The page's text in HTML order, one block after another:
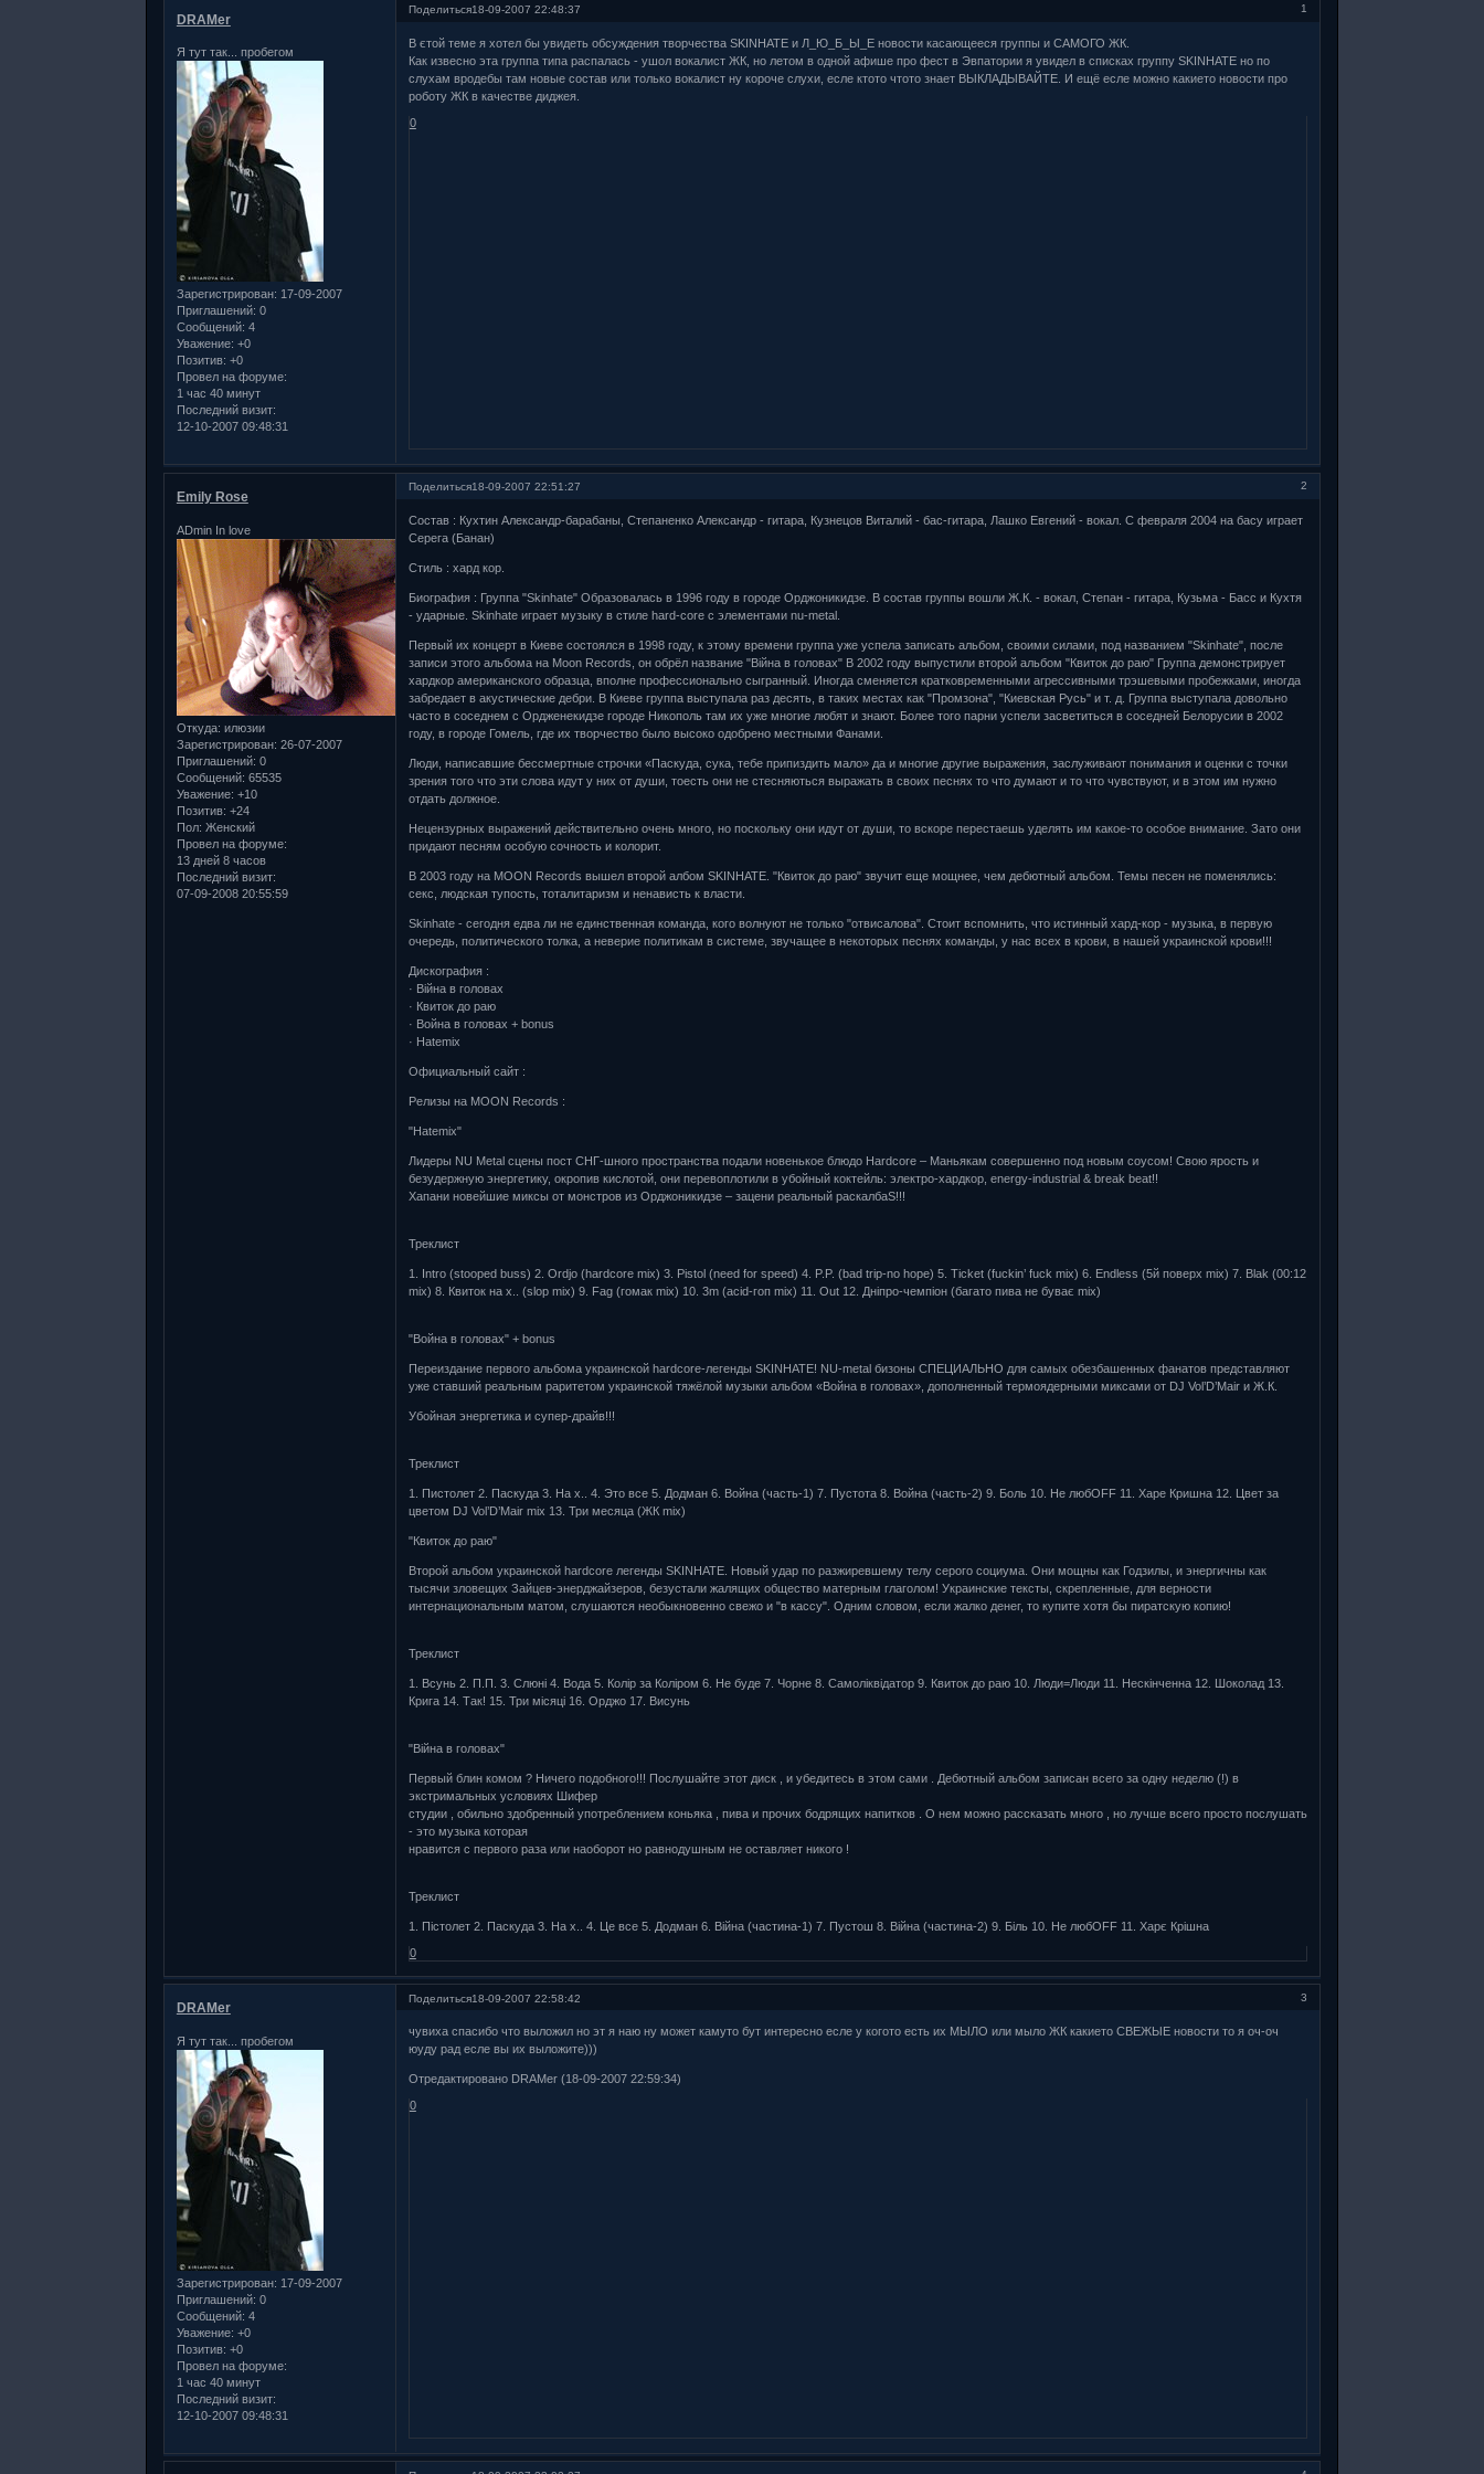
Поделиться 1
18-09-2007 22:48:37
DRAMer
Я тут так... пробегом
Зарегистрирован: 17-09-2007
Приглашений: 0
Сообщений: 4
Уважение: +0
Позитив: +0
Провел на форуме:
1 час 40 минут
Последний визит:
12-10-2007 09:48:31
В єтой теме я хотел бы увидеть обсуждения творчества SKINHATE и Л_Ю_Б_Ы_Е новости касающееся группы и САМОГО ЖК.
Как извесно эта группа типа распалась - ушол вокалист ЖК, но летом в одной афише про фест в Эвпатории я увидел в списках группу SKINHATE но по
слухам вродебы там новые состав или только вокалист ну короче слухи, есле ктото чтото знает ВЫКЛАДЫВАЙТЕ. И ещё есле можно какието новости про
роботу ЖК в качестве диджея.
0
Поделиться 2
18-09-2007 22:51:27
Emily Rose
ADmin In love
Откуда: илюзии
Зарегистрирован: 26-07-2007
Приглашений: 0
Сообщений: 65535
Уважение: +10
Позитив: +24
Пол: Женский
Провел на форуме:
13 дней 8 часов
Последний визит:
07-09-2008 20:55:59
Состав : Кухтин Александр-барабаны, Степаненко Александр - гитара, Кузнецов Виталий - бас-гитара, Лашко Евгений - вокал. С февраля 2004 на басу играет
Серега (Банан)
Стиль : хард кор.
Биография : Группа "Skinhate" Образовалась в 1996 году в городе Орджоникидзе. В состав группы вошли Ж.К. - вокал, Степан - гитара, Кузьма - Басс и Кухтя
- ударные. Skinhate играет музыку в стиле hard-core с элементами nu-metal.
Первый их концерт в Киеве состоялся в 1998 году, к этому времени группа уже успела записать альбом, своими силами, под названием "Skinhate", после
записи этого альбома на Moon Records, он обрёл название "Війна в головах" В 2002 году выпустили второй альбом "Квиток до раю" Группа демонстрирует
хардкор американского образца, вполне профессионально сыгранный. Иногда сменяется кратковременными агрессивными трэшевыми пробежками, иногда
забредает в акустические дебри. В Киеве группа выступала раз десять, в таких местах как "Промзона", "Киевская Русь" и т. д. Группа выступала довольно
часто в соседнем с Ордженекидзе городе Никополь там их уже многие любят и знают. Более того парни успели засветиться в соседней Белорусии в 2002
году, в городе Гомель, где их творчество было высоко одобрено местными Фанами.
Люди, написавшие бессмертные строчки «Паскуда, сука, тебе припиздить мало» да и многие другие выражения, заслуживают понимания и оценки с точки
зрения того что эти слова идут у них от души, тоесть они не стесняються выражать в своих песнях то что думают и то что чувствуют, и в этом им нужно
отдать должное.
Нецензурных выражений действительно очень много, но поскольку они идут от души, то вскоре перестаешь уделять им какое-то особое внимание. Зато они
придают песням особую сочность и колорит.
В 2003 году на MOON Records вышел второй албом SKINHATE. "Квиток до раю" звучит еще мощнее, чем дебютный альбом. Темы песен не поменялись:
секс, людская тупость, тоталитаризм и ненависть к власти.
Skinhate - сегодня едва ли не единственная команда, кого волнуют не только "отвисалова". Стоит вспомнить, что истинный хард-кор - музыка, в первую
очередь, политического толка, а неверие политикам в системе, звучащее в некоторых песнях команды, у нас всех в крови, в нашей украинской крови!!!
Дискография :
· Війна в головах
· Квиток до раю
· Война в головах + bonus
· Hatemix
Официальный сайт :
Релизы на MOON Records :
"Hatemix"
Лидеры NU Metal сцены пост СНГ-шного пространства подали новенькое блюдо Hardcore – Маньякам совершенно под новым соусом! Свою ярость и
безудержную энергетику, окропив кислотой, они перевоплотили в убойный коктейль: электро-хардкор, energy-industrial & break beat!!
Хапани новейшие миксы от монстров из Орджоникидзе – зацени реальный раскалбаS!!!
Треклист
1. Intro (stooped buss) 2. Ordjo (hardcore mix) 3. Pistol (need for speed) 4. P.P. (bad trip-no hope) 5. Ticket (fuckin’ fuck mix) 6. Endless (5й поверх mix) 7. Blak (00:12
mix) 8. Квиток на х.. (slop mix) 9. Fag (гомак mix) 10. 3m (acid-гоп mix) 11. Out 12. Дніпро-чемпіон (багато пива не буває mix)
"Война в головах" + bonus
Переиздание первого альбома украинской hardcore-легенды SKINHATE! NU-metal бизоны СПЕЦИАЛЬНО для самых обезбашенных фанатов представляют
уже ставший реальным раритетом украинской тяжёлой музыки альбом «Война в головах», дополненный термоядерными миксами от DJ Vol’D’Mair и Ж.К.
Убойная энергетика и супер-драйв!!!
Треклист
1. Пистолет 2. Паскуда 3. На х.. 4. Это все 5. Додман 6. Война (часть-1) 7. Пустота 8. Война (часть-2) 9. Боль 10. Не любOFF 11. Харе Кришна 12. Цвет за
цветом DJ Vol’D’Mair mix 13. Три месяца (ЖК mix)
"Квиток до раю"
Второй альбом украинской hardcore легенды SKINHATE. Новый удар по разжиревшему телу серого социума. Они мощны как Годзилы, и энергичны как
тысячи зловещих Зайцев-энерджайзеров, безустали жалящих общество матерным глаголом! Украинские тексты, скрепленные, для верности
интернациональным матом, слушаются необыкновенно свежо и "в кассу". Одним словом, если жалко денег, то купите хотя бы пиратскую копию!
Треклист
1. Всунь 2. П.П. 3. Слюні 4. Вода 5. Колір за Коліром 6. Не буде 7. Чорне 8. Самоліквідатор 9. Квиток до раю 10. Люди=Люди 11. Нескінченна 12. Шоколад 13.
Крига 14. Так! 15. Три місяці 16. Орджо 17. Висунь
"Війна в головах"
Первый блин комом ? Ничего подобного!!! Послушайте этот диск , и убедитесь в этом сами . Дебютный альбом записан всего за одну неделю (!) в
экстримальных условиях Шифер
студии , обильно здобренный употреблением коньяка , пива и прочих бодрящих напитков . О нем можно рассказать много , но лучше всего просто послушать
- это музыка которая
нравится с первого раза или наоборот но равнодушным не оставляет никого !
Треклист
1. Пістолет 2. Паскуда 3. На х.. 4. Це все 5. Додман 6. Війна (частина-1) 7. Пустош 8. Війна (частина-2) 9. Біль 10. Не любOFF 11. Харє Крішна
0
Поделиться 3
18-09-2007 22:58:42
DRAMer
Я тут так... пробегом
Зарегистрирован: 17-09-2007
Приглашений: 0
Сообщений: 4
Уважение: +0
Позитив: +0
Провел на форуме:
1 час 40 минут
Последний визит:
12-10-2007 09:48:31
чувиха спасибо что выложил но эт я наю ну может камуто бут интересно есле у когото есть их МЫЛО или мыло ЖК какието СВЕЖЫЕ новости то я оч-оч
юуду рад есле вы их выложите)))
Отредактировано DRAMer (18-09-2007 22:59:34)
0